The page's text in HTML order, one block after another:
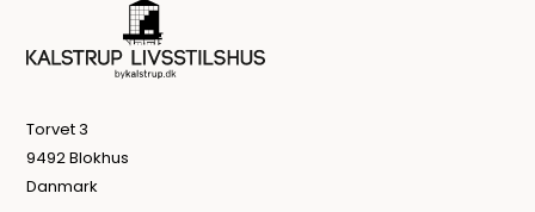
Torvet 3
9492 Blokhus
Danmark